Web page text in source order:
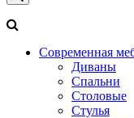
Современная
Диваны
Спальни
Столовые
Стулья